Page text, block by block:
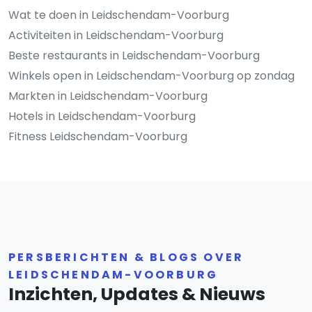
Wat te doen in Leidschendam-Voorburg
Activiteiten in Leidschendam-Voorburg
Beste restaurants in Leidschendam-Voorburg
Winkels open in Leidschendam-Voorburg op zondag
Markten in Leidschendam-Voorburg
Hotels in Leidschendam-Voorburg
Fitness Leidschendam-Voorburg
PERSBERICHTEN & BLOGS OVER
LEIDSCHENDAM-VOORBURG
Inzichten, Updates & Nieuws